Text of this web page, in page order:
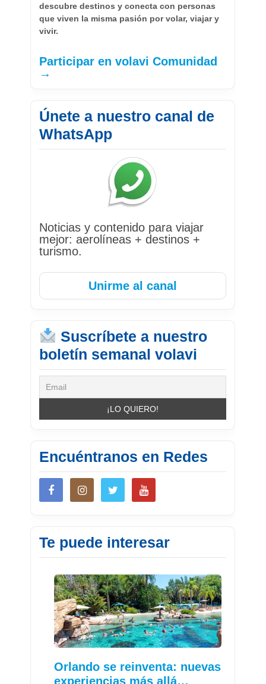
descubre destinos y conecta con personas
que viven la misma pasión por volar, viajar y
vivir.
Participar en volavi Comunidad
→
Únete a nuestro canal de
WhatsApp
Noticias y contenido para viajar
mejor: aerolíneas + destinos +
turismo.
Unirme al canal
Suscríbete a nuestro
boletín semanal volavi
Encuéntranos en Redes
Te puede interesar
Orlando se reinventa: nuevas
experiencias más allá…